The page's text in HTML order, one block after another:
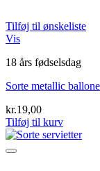
Tilføj til ønskeliste
Vis
18 års fødselsdag
Sorte metallic
kr.19,00
Tilføj til kurv